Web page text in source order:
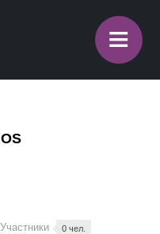
≡
Участники 0 чел.